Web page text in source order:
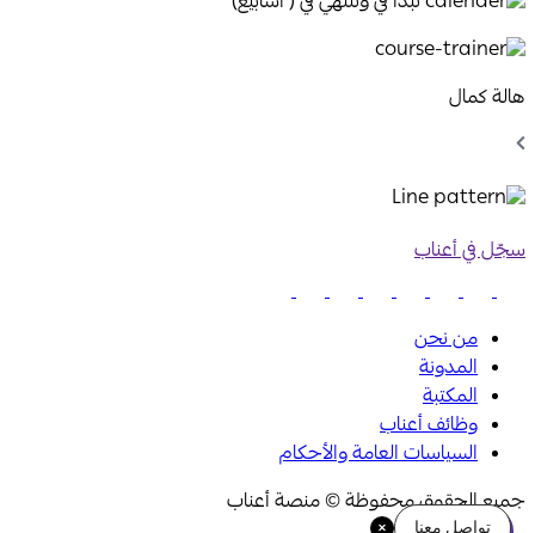
هالة كمال
Chevron
Icon
سجّل في أعناب
من نحن
المدونة
المكتبة
وظائف أعناب
السياسات العامة والأحكام
جميع الحقوق محفوظة © منصة أعناب
تواصل معنا